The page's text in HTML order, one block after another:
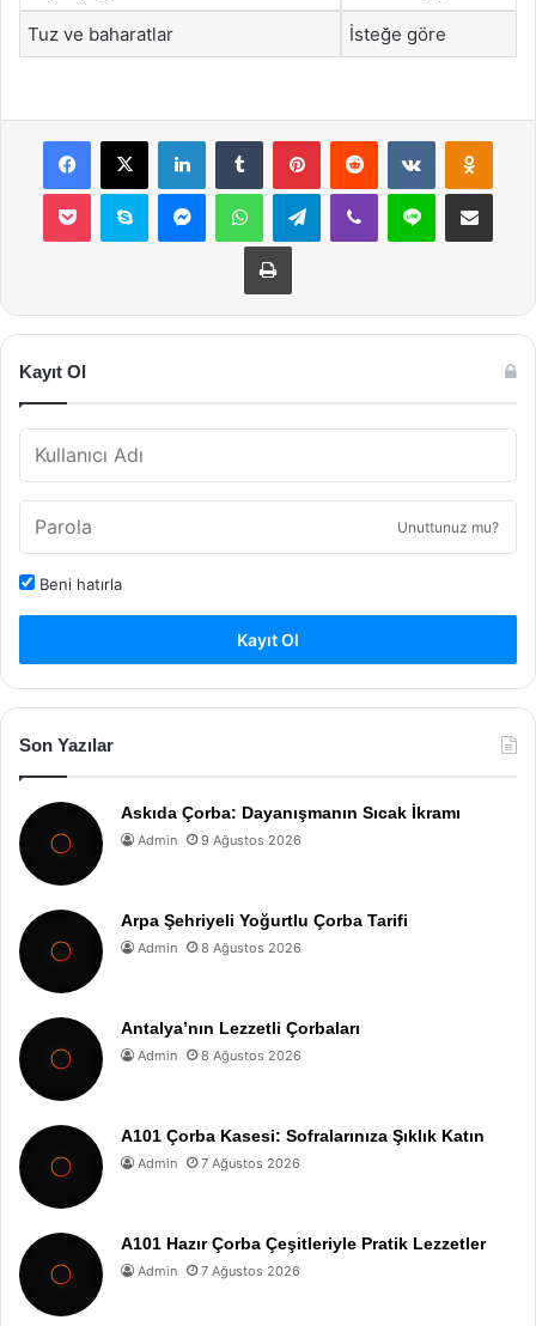
Tuz ve baharatlar İsteğe göre
Facebook
X LinkedInTumblr PinterestReddit VKontakte
Pocket Skype MessengerWhatsAppTelegramViber Line E-Posta ile
Yazdır
Kayıt Ol
Unuttunuz mu?
Beni hatırla
Kayıt Ol
Son Yazılar
Askıda Çorba: Dayanışmanın Sıcak İkramı
Admin 9 Ağustos 2026
Arpa Şehriyeli Yoğurtlu Çorba Tarifi
Admin 8 Ağustos 2026
Antalya’nın Lezzetli Çorbaları
Admin 8 Ağustos 2026
A101 Çorba Kasesi: Sofralarınıza Şıklık Katın
Admin 7 Ağustos 2026
A101 Hazır Çorba Çeşitleriyle Pratik Lezzetler
Admin 7 Ağustos 2026